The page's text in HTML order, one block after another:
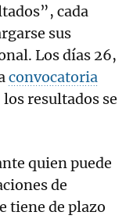
cada
sus
Los días 26,
convocatoria
los resultados se
quien puede
de
tiene de plazo